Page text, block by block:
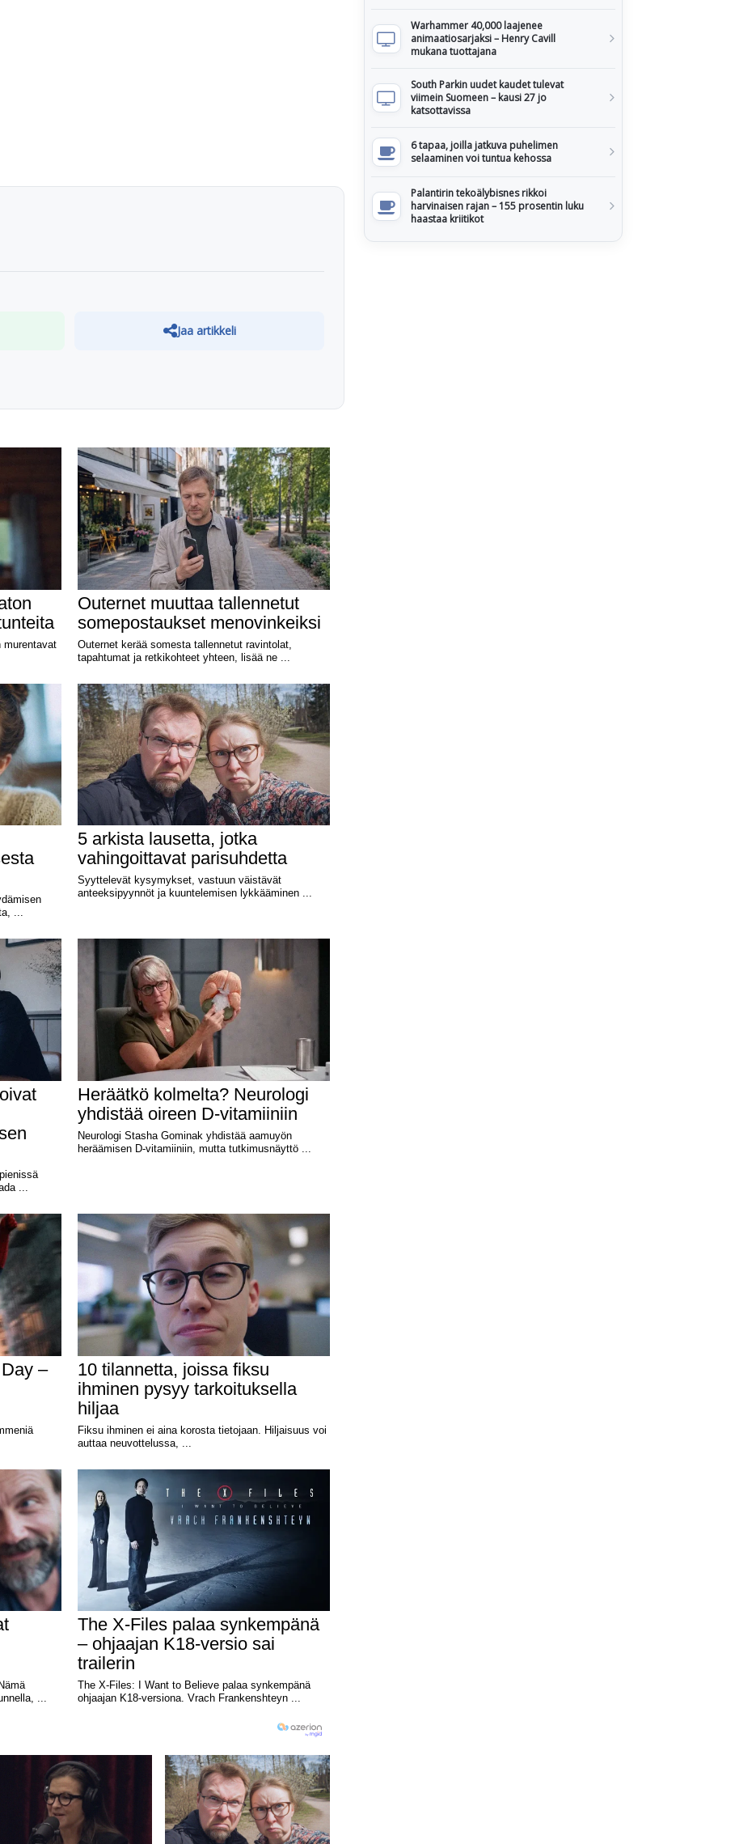
Jaa artikkeli
Warhammer 40,000 laajenee
animaatiosarjaksi – Henry Cavill
mukana tuottajana
South Parkin uudet kaudet tulevat
viimein Suomeen – kausi 27 jo
katsottavissa
6 tapaa, joilla jatkuva puhelimen
selaaminen voi tuntua kehossa
Palantirin tekoälybisnes rikkoi
harvinaisen rajan – 155 prosentin luku
haastaa kriitikot